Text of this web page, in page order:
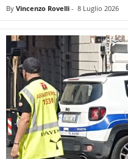
By Vincenzo Rovelli - 8 Luglio 2026